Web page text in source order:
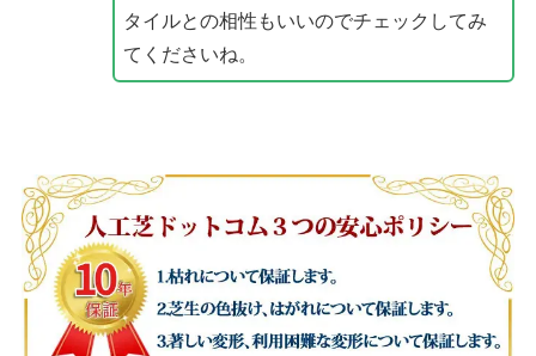
タイルとの相性もいいのでチェックしてみ
てくださいね。